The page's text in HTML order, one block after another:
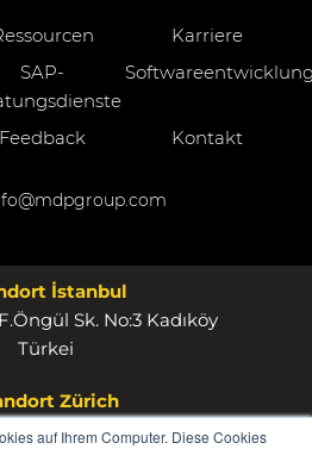
auf Ihrem Computer. Diese Cookies
Karriere
SAP-
Feedback Kontakt
İstanbul
Sk. No:3 Kadıköy
Türkei
Zürich
53 8832 Wollerau